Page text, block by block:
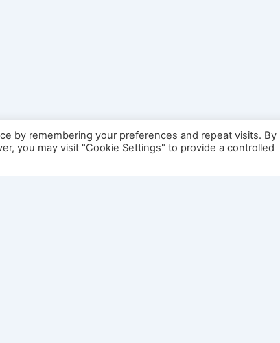
by remembering your preferences and repeat visits. By
you may visit "Cookie Settings" to provide a controlled